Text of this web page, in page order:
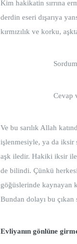
Kim hakikatin sırrına
derdin eseri dışarıya
kırmızılık ve korku,
Cevap
Ve bu sarılık Allah
işlenmesiyle, ya da iksir
aşk iledir. Hakiki iksir ile
de bilindi. Çünkü
göğüslerinde kaynayan
Bundan dolayı bu
Evliyanın gönlüne